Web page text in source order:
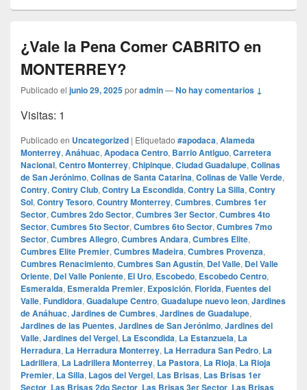
¿Vale la Pena Comer CABRITO en
MONTERREY?
Publicado el junio 29, 2025poradmin—No hay comentarios ↓
Visitas: 1
Publicado en Uncategorized | Etiquetado #apodaca, Alameda
Monterrey, Anáhuac, Apodaca Centro, Barrio Antiguo, Carretera
Nacional, Centro Monterrey, Chipinque, Ciudad Guadalupe, Colinas
de San Jerónimo, Colinas de Santa Catarina, Colinas de Valle Verde,
Contry, Contry Club, Contry La Escondida, Contry La Silla, Contry
Sol, Contry Tesoro, Country Monterrey, Cumbres, Cumbres 1er
Sector, Cumbres 2do Sector, Cumbres 3er Sector, Cumbres 4to
Sector, Cumbres 5to Sector, Cumbres 6to Sector, Cumbres 7mo
Sector, Cumbres Allegro, Cumbres Andara, Cumbres Elite,
Cumbres Elite Premier, Cumbres Madeira, Cumbres Provenza,
Cumbres Renacimiento, Cumbres San Agustín, Del Valle, Del Valle
Oriente, Del Valle Poniente, El Uro, Escobedo, Escobedo Centro,
Esmeralda, Esmeralda Premier, Exposición, Florida, Fuentes del
Valle, Fundidora, Guadalupe Centro, Guadalupe nuevo leon, Jardines
de Anáhuac, Jardines de Cumbres, Jardines de Guadalupe,
Jardines de las Puentes, Jardines de San Jerónimo, Jardines del
Valle, Jardines del Vergel, La Escondida, La Estanzuela, La
Herradura, La Herradura Monterrey, La Herradura San Pedro, La
Ladrillera, La Ladrillera Monterrey, La Pastora, La Rioja, La Rioja
Premier, La Silla, Lagos del Vergel, Las Brisas, Las Brisas 1er
Sector, Las Brisas 2do Sector, Las Brisas 3er Sector, Las Brisas